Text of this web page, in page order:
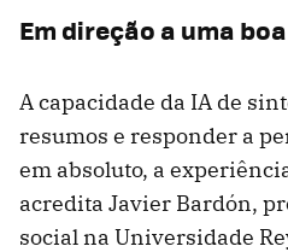
Em direção a uma
A capacidade da IA de
resumos e responder a
em absoluto, a
acredita Javier Bardón,
social na Universidade